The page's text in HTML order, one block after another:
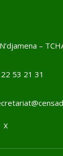
–
53 21 31
X